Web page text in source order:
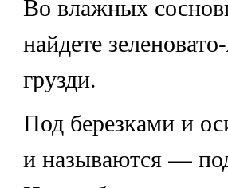
Во влажных
найдете
грузди.
Под березками и
и называются —